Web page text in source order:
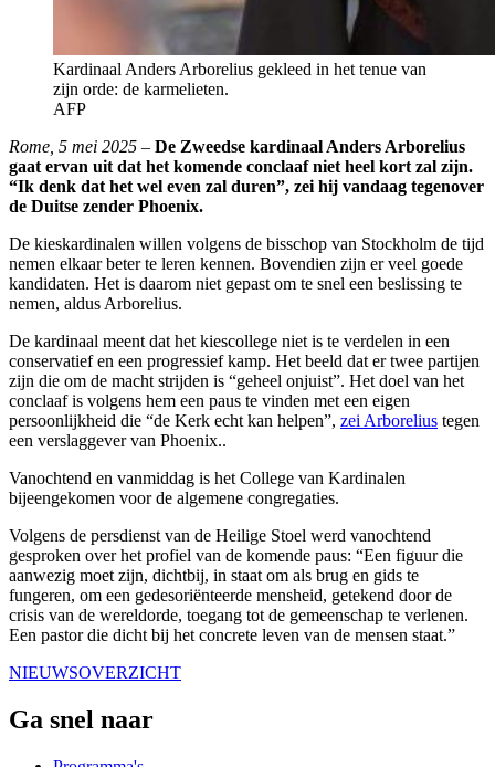
Kardinaal Anders Arborelius gekleed in het tenue van
zijn orde: de karmelieten.
AFP
Rome, 5 mei 2025 – De Zweedse kardinaal Anders Arborelius
gaat ervan uit dat het komende conclaaf niet heel kort zal zijn.
“Ik denk dat het wel even zal duren”, zei hij vandaag tegenover
de Duitse zender Phoenix.
De kieskardinalen willen volgens de bisschop van Stockholm de tijd
nemen elkaar beter te leren kennen. Bovendien zijn er veel goede
kandidaten. Het is daarom niet gepast om te snel een beslissing te
nemen, aldus Arborelius.
De kardinaal meent dat het kiescollege niet is te verdelen in een
conservatief en een progressief kamp. Het beeld dat er twee partijen
zijn die om de macht strijden is “geheel onjuist”. Het doel van het
conclaaf is volgens hem een paus te vinden met een eigen
persoonlijkheid die “de Kerk echt kan helpen”, zei Arborelius tegen
een verslaggever van Phoenix..
Vanochtend en vanmiddag is het College van Kardinalen
bijeengekomen voor de algemene congregaties.
Volgens de persdienst van de Heilige Stoel werd vanochtend
gesproken over het profiel van de komende paus: “Een figuur die
aanwezig moet zijn, dichtbij, in staat om als brug en gids te
fungeren, om een gedesoriënteerde mensheid, getekend door de
crisis van de wereldorde, toegang tot de gemeenschap te verlenen.
Een pastor die dicht bij het concrete leven van de mensen staat.”
NIEUWSOVERZICHT
Ga snel naar